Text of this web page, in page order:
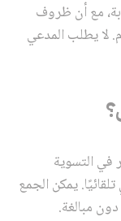
مع أن ظروف
لا يطلب المدعي
في التسوية
يمكن الجمع
مبالغة.